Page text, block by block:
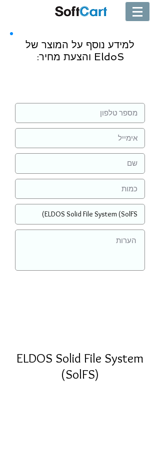
למידע נוסף על המוצר של
EldoS והצעת מחיר:
ELDOS Solid File System
(SolFS)